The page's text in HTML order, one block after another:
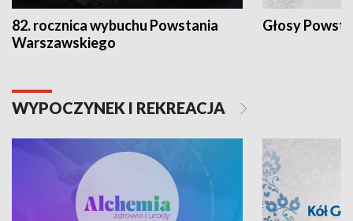
82. rocznica wybuchu Powstania
Warszawskiego
Głosy
WYPOCZYNEK I REKREACJA